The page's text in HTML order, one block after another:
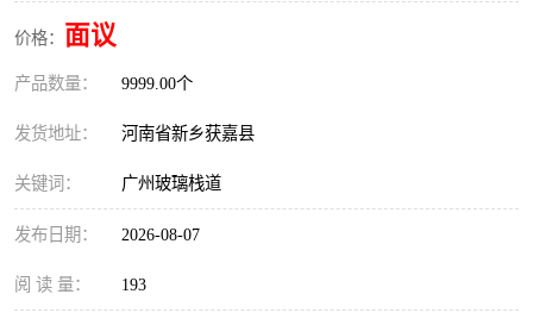
价格： 面议
产品数量： 9999.00个
发货地址： 河南省新乡获嘉县
关键词： 广州玻璃栈道
发布日期： 2026-08-07
阅 读 量： 193